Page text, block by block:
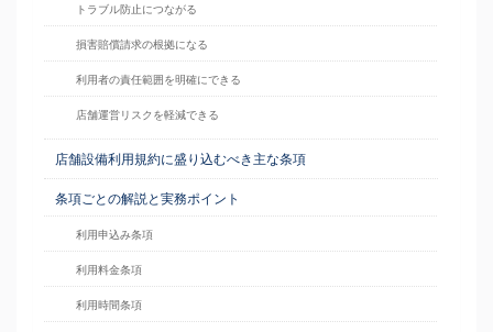
トラブル防止につながる
損害賠償請求の根拠になる
利用者の責任範囲を明確にできる
店舗運営リスクを軽減できる
店舗設備利用規約に盛り込むべき主な条項
条項ごとの解説と実務ポイント
利用申込み条項
利用料金条項
利用時間条項